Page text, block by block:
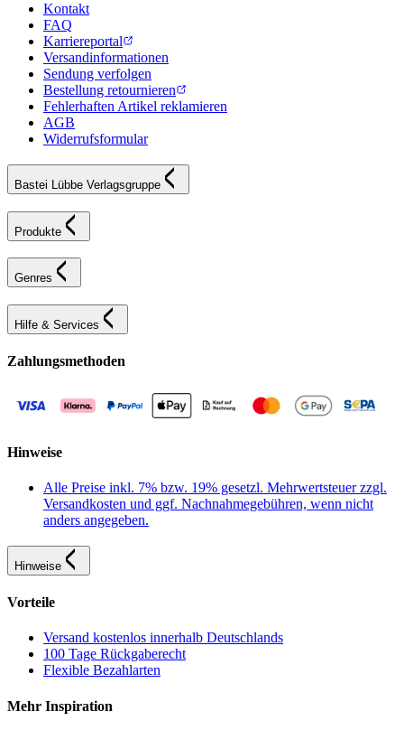
Kontakt
FAQ
Karriereportal
Versandinformationen
Sendung verfolgen
Bestellung retournieren
Fehlerhaften Artikel reklamieren
AGB
Widerrufsformular
Bastei Lübbe Verlagsgruppe
Produkte
Genres
Hilfe & Services
Zahlungsmethoden
Hinweise
Alle Preise inkl. 7% bzw. 19% gesetzl. Mehrwertsteuer zzgl.
Versandkosten und ggf. Nachnahmegebühren, wenn nicht
anders angegeben.
Hinweise
Vorteile
Versand kostenlos innerhalb Deutschlands
100 Tage Rückgaberecht
Flexible Bezahlarten
Mehr Inspiration